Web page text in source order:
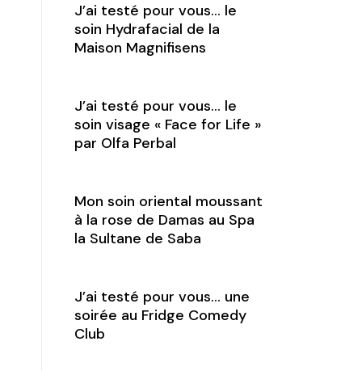
J’ai testé pour vous… le
soin Hydrafacial de la
Maison Magnifisens
J’ai testé pour vous… le
soin visage « Face for Life »
par Olfa Perbal
Mon soin oriental moussant
à la rose de Damas au Spa
la Sultane de Saba
J’ai testé pour vous… une
soirée au Fridge Comedy
Club